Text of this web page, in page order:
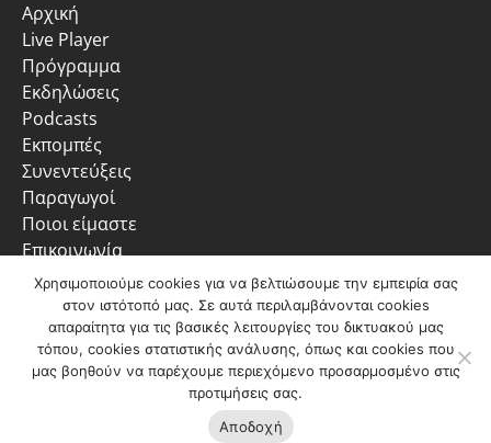
Αρχική
Live Player
Πρόγραμμα
Εκδηλώσεις
Podcasts
Εκπομπές
Συνεντεύξεις
Παραγωγοί
Ποιοι είμαστε
Επικοινωνία
Πολιτική Απορρήτου
Χρησιμοποιούμε cookies για να βελτιώσουμε την εμπειρία σας
στον ιστότοπό μας. Σε αυτά περιλαμβάνονται cookies
απαραίτητα για τις βασικές λειτουργίες του δικτυακού μας
τόπου, cookies στατιστικής ανάλυσης, όπως και cookies που
μας βοηθούν να παρέχουμε περιεχόμενο προσαρμοσμένο στις
προτιμήσεις σας.
Αποδοχή